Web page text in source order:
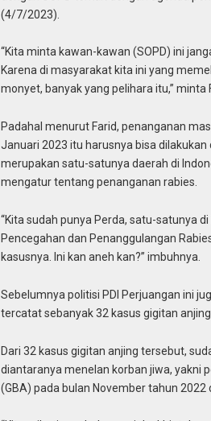
(4/7/2023).
“Kita minta kawan-kawan (SOPD) ini
Karena di masyarakat kita ini yang
monyet, banyak yang pelihara itu,” minta
Padahal menurut Farid, penanganan
Januari 2023 itu harusnya bisa
merupakan satu-satunya daerah di
mengatur tentang penanganan rabies.
“Kita sudah punya Perda, satu-satunya
Pencegahan dan Penanggulangan
kasusnya. Ini kan aneh kan?” imbuhnya.
Sebelumnya politisi PDI Perjuangan ini
tercatat sebanyak 32 kasus gigitan
Dari 32 kasus gigitan anjing tersebut,
diantaranya menelan korban jiwa, yakni
(GBA) pada bulan November tahun 2022